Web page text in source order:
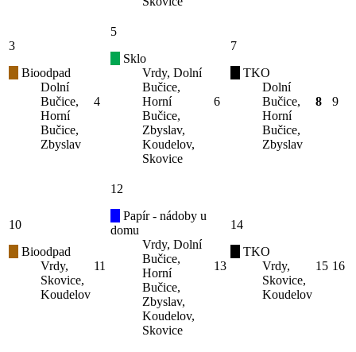
3
Bioodpad
Dolní
Bučice,
Horní
Bučice,
Zbyslav
4
5
Sklo
Vrdy, Dolní
Bučice,
Horní
Bučice,
Zbyslav,
Koudelov,
Skovice
6
7
TKO
Dolní
Bučice,
Horní
Bučice,
Zbyslav
8 9
10
Bioodpad
Vrdy,
Skovice,
Koudelov
11
12
Papír - nádoby u
domu
Vrdy, Dolní
Bučice,
Horní
Bučice,
Zbyslav,
Koudelov,
Skovice
13
14
TKO
Vrdy,
Skovice,
Koudelov
15 16